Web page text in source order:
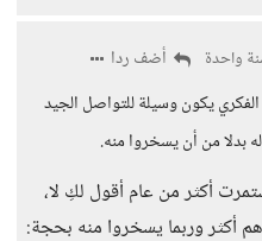
واحدة
أضف ردا
الفكري يكون وسيلة للتواصل الجيد
بدلا من أن يسخروا منه.
أكثر من عام أقول لكِ لا،
أكثر وربما يسخروا منه بحجة: